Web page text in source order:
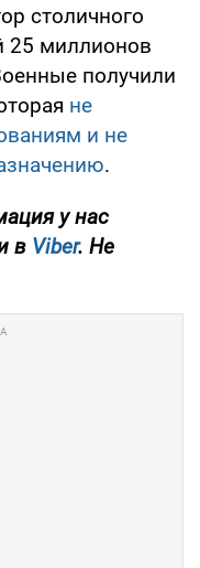
столичного
25 миллионов
получили
не
и не
.
у нас
в Viber. Не